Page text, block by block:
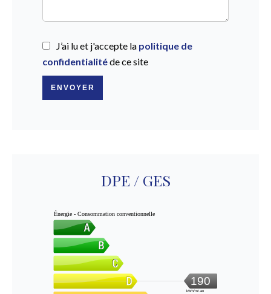
J’ai lu et j'accepte la politique de
confidentialitéde ce site
ENVOYER
DPE / GES
Énergie - Consommation conventionnelle
190
kWh/m².an